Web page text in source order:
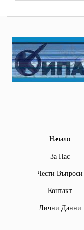
Начало
За Нас
Чести Въпроси
Контакт
Лични Данни